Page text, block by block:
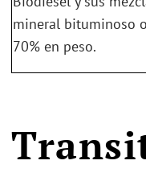
mineral bituminoso
70% en peso.